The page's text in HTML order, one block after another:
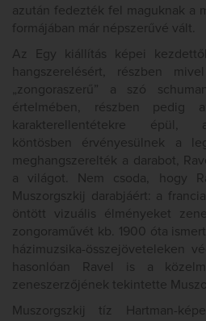
azután fedezték fel maguknak a
formájában már népszerűvé vált.
Az Egy kiállítás képei
hangszerelésért, részben
„zongoraszerű” a szó
értelmében, részben pedig
karakterellentétekre épül,
köntösben érvényesülnek a
meghangszerelték a darabot,
a világot. Nem csoda, hogy
Muszorgszkij darabjáért: a
öntött vizuális élményeket
zongoraművét kb. 1900 óta
házimuzsika-összejöveteleken
hasonlóan Ravel is a
zeneszerzőjének tekintette
Muszorgszkij tíz Hartman-